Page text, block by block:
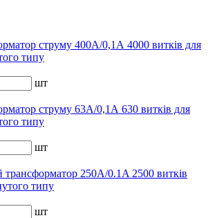
струму 400А/0,1А 4000 витків для
типу
шт
струму 63А/0,1А 630 витків для
типу
шт
250A/0.1A 2500 витків
типу
шт